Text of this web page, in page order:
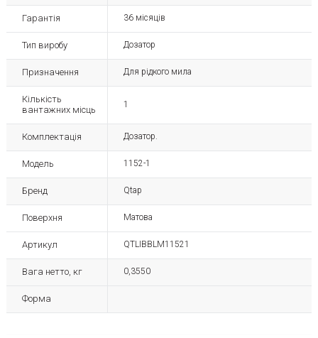
Гарантія 36 місяців
Тип виробу Дозатор
Призначення Для рідкого мила
Кількість
вантажних місць
1
Комплектація Дозатор.
Модель 1152-1
Бренд Qtap
Поверхня Матова
Артикул QTLIBBLM11521
Вага нетто, кг 0,3550
Форма